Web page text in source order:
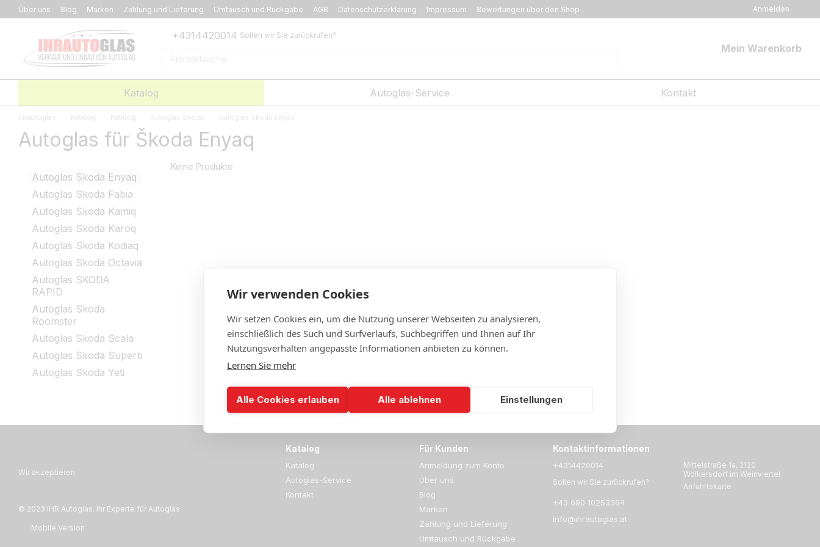
Перейти к основному контенту
Über uns Blog Marken Zahlung und Lieferung Umtausch und Rückgabe AGB Datenschutzerklärung Impressum Bewertungen über den Shop Anmelden
+4314420014 Sollen wir Sie zurückrufen?
Mein Warenkorb
Katalog Autoglas-Service Kontakt
Ihrautoglas Katalog Katalog Autoglas Skoda Autoglas Skoda Enyaq
Autoglas für Škoda Enyaq
Keine Produkte
Autoglas Skoda Enyaq
Autoglas Skoda Fabia
Autoglas Skoda Kamiq
Autoglas Skoda Karoq
Autoglas Skoda Kodiaq
Autoglas Skoda Octavia
Autoglas SKODA
RAPID
Autoglas Skoda
Roomster
Autoglas Skoda Scala
Autoglas Skoda Superb
Autoglas Skoda Yeti
Wir akzeptieren
© 2023 IHR Autoglas. Ihr Experte für Autoglas
Mobile Version
Katalog
Katalog
Autoglas-Service
Kontakt
Für Kunden
Anmeldung zum Konto
Über uns
Blog
Marken
Zahlung und Lieferung
Umtausch und Rückgabe
Kontaktinformationen
+4314420014
Sollen wir Sie zurückrufen?
+43 690 10253364
info@ihrautoglas.at
Mittelstraße 1a, 2120
Wolkersdorf im Weinviertel
Anfahrtskarte
Wir verwenden Cookies
Wir setzen Cookies ein, um die Nutzung unserer Webseiten zu analysieren,
einschließlich des Such und Surfverlaufs, Suchbegriffen und Ihnen auf Ihr
Nutzungsverhalten angepasste Informationen anbieten zu können.
Lernen Sie mehr
Alle Cookies erlauben Alle ablehnen Einstellungen